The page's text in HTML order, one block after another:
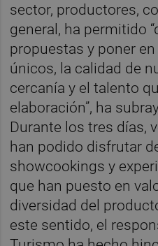
sector, productores,
general, ha permitido
propuestas y poner
únicos, la calidad de
cercanía y el talento
elaboración”, ha
Durante los tres días,
han podido disfrutar
showcookings y
que han puesto en
diversidad del
este sentido, el